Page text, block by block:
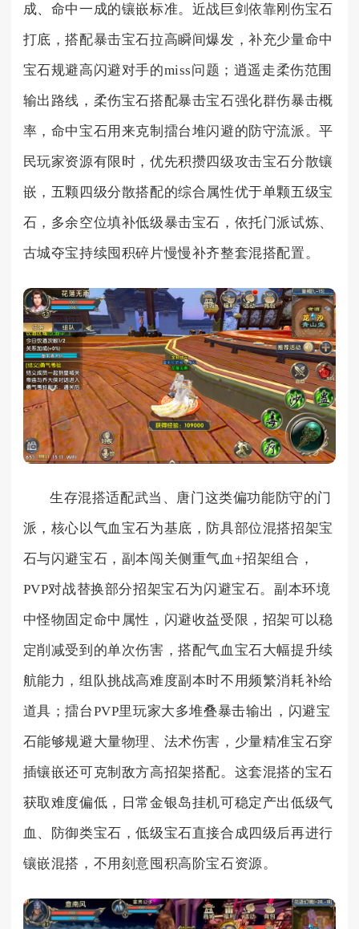
成、命中一成的镶嵌标准。近战巨剑依靠刚伤宝石
打底，搭配暴击宝石拉高瞬间爆发，补充少量命中
宝石规避高闪避对手的miss问题；逍遥走柔伤范围
输出路线，柔伤宝石搭配暴击宝石强化群伤暴击概
率，命中宝石用来克制擂台堆闪避的防守流派。平
民玩家资源有限时，优先积攒四级攻击宝石分散镶
嵌，五颗四级分散搭配的综合属性优于单颗五级宝
石，多余空位填补低级暴击宝石，依托门派试炼、
古城夺宝持续囤积碎片慢慢补齐整套混搭配置。
生存混搭适配武当、唐门这类偏功能防守的门
派，核心以气血宝石为基底，防具部位混搭招架宝
石与闪避宝石，副本闯关侧重气血+招架组合，
PVP对战替换部分招架宝石为闪避宝石。副本环境
中怪物固定命中属性，闪避收益受限，招架可以稳
定削减受到的单次伤害，搭配气血宝石大幅提升续
航能力，组队挑战高难度副本时不用频繁消耗补给
道具；擂台PVP里玩家大多堆叠暴击输出，闪避宝
石能够规避大量物理、法术伤害，少量精准宝石穿
插镶嵌还可克制敌方高招架搭配。这套混搭的宝石
获取难度偏低，日常金银岛挂机可稳定产出低级气
血、防御类宝石，低级宝石直接合成四级后再进行
镶嵌混搭，不用刻意囤积高阶宝石资源。